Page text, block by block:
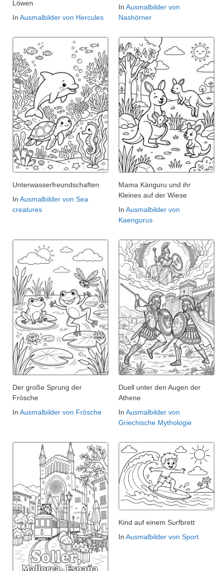
Löwen
In Ausmalbilder von Hercules
In Ausmalbilder von
Nashörner
Unterwasserfreundschaften
In Ausmalbilder von Sea
creatures
Mama Känguru und ihr
Kleines auf der Wiese
In Ausmalbilder von
Kaengurus
Der große Sprung der
Frösche
In Ausmalbilder von Frösche
Duell unter den Augen der
Athene
In Ausmalbilder von
Griechische Mythologie
Kind auf einem Surfbrett
In Ausmalbilder von Sport